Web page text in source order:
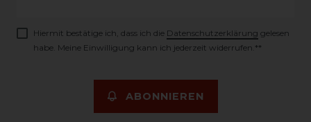
Hiermit bestätige ich, dass ich die Daten­schutz­erklärung gelesen
habe. Meine Einwilligung kann ich jederzeit widerrufen.**
ABONNIEREN